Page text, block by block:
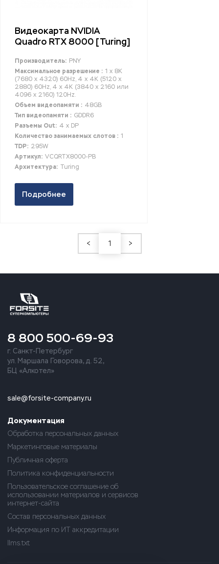
Видеокарта NVIDIA
Quadro RTX 8000 [Turing]
Производитель: PNY
Максимальное разрешение : 1 x 8K
(7680 x 4320) 60Hz, 4 x 4K (5120 x
2880) 60Hz, 4 x 4K (3840 x 2160 или
4096 x 2160) 120Hz.
Объем видеопамяти : 48GB
Тип видеопамяти : GDDR6
Разъемы Out: 4 x DP
Количество занимаемых слотов : 1
TDP: 295W
Артикул: VCQRTX8000-PB
Архитектура: Turing
Подробнее
< 1 >
8 800 500-69-93
г. Санкт-Петербург
ул. Маршала Говорова, д. 52,
БЦ «Алкотел»
sale@forsite-company.ru
Документация
Обработка персональных данных
Маркетинговые материалы
Публичная оферта
Политика конфиденциальности
Пользовательское соглашение об
использовании материалов и сервисов
интернет-сайта
Состав персональных данных
Информация по ИТ аккредитации
llms.txt